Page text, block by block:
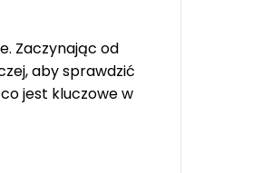
Zaczynając od
aby sprawdzić
jest kluczowe w